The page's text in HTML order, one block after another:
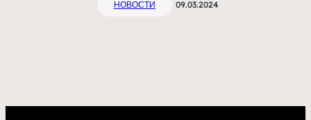
НОВОСТИ 09.03.2024